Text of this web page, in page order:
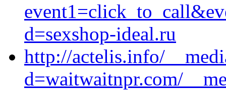
d=sexshop-ideal.ru
http://actelis.info/
d=waitwaitnpr.com/